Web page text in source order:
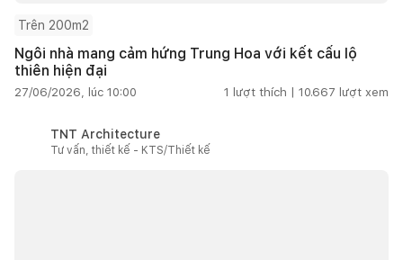
Trên 200m2
Ngôi nhà mang cảm hứng Trung Hoa với kết cấu lộ
thiên hiện đại
27/06/2026, lúc 10:00 1 lượt thích | 10.667 lượt xem
TNT Architecture
Tư vấn, thiết kế - KTS/Thiết kế